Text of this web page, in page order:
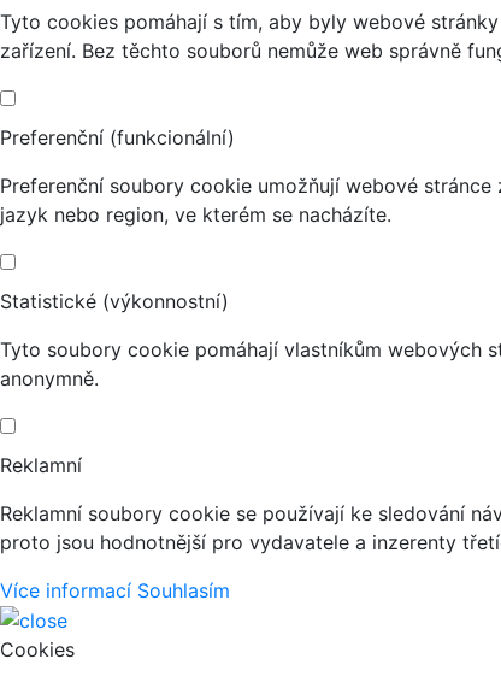
Tyto cookies pomáhají s tím, aby byly webové
zařízení. Bez těchto souborů nemůže web správně
Preferenční (funkcionální)
Preferenční soubory cookie umožňují webové
jazyk nebo region, ve kterém se nacházíte.
Statistické (výkonnostní)
Tyto soubory cookie pomáhají vlastníkům webových
anonymně.
Reklamní
Reklamní soubory cookie se používají ke sledování
proto jsou hodnotnější pro vydavatele a inzerenty
Více informací Souhlasím
Cookies